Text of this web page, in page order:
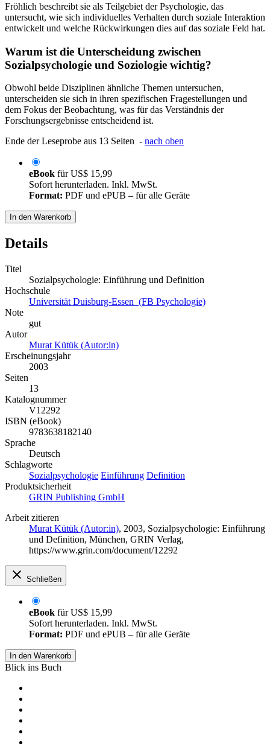
Fröhlich beschreibt sie als Teilgebiet der Psychologie, das
untersucht, wie sich individuelles Verhalten durch soziale Interaktion
entwickelt und welche Rückwirkungen dies auf das soziale Feld hat.
Warum ist die Unterscheidung zwischen
Sozialpsychologie und Soziologie wichtig?
Obwohl beide Disziplinen ähnliche Themen untersuchen,
unterscheiden sie sich in ihren spezifischen Fragestellungen und
dem Fokus der Beobachtung, was für das Verständnis der
Forschungsergebnisse entscheidend ist.
Ende der Leseprobe aus 13 Seiten - nach oben
eBook fürUS$ 15,99
Sofort herunterladen. Inkl. MwSt.
Format: PDF und ePUB – für alle Geräte
In den Warenkorb
Details
Titel
Sozialpsychologie: Einführung und Definition
Hochschule
Universität Duisburg-Essen (FB Psychologie)
Note
gut
Autor
Murat Kütük (Autor:in)
Erscheinungsjahr
2003
Seiten
13
Katalognummer
V12292
ISBN (eBook)
9783638182140
Sprache
Deutsch
Schlagworte
Sozialpsychologie Einführung Definition
Produktsicherheit
GRIN Publishing GmbH
Arbeit zitieren
Murat Kütük (Autor:in), 2003, Sozialpsychologie: Einführung
und Definition, München, GRIN Verlag,
https://www.grin.com/document/12292
Schließen
eBook fürUS$ 15,99
Sofort herunterladen. Inkl. MwSt.
Format: PDF und ePUB – für alle Geräte
In den Warenkorb
Blick ins Buch